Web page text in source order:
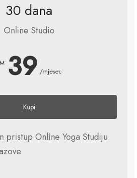
30 dana
Online Studio
39 /mjesec
Kupi
pristup Online Yoga Studiju